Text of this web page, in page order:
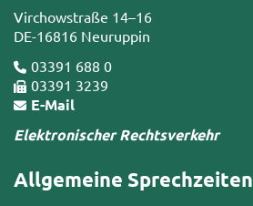
Virchowstraße 14–16
DE-16816 Neuruppin
03391 688 0
03391 3239
E-Mail
Elektronischer Rechtsverkehr
Allgemeine Sprechzeiten